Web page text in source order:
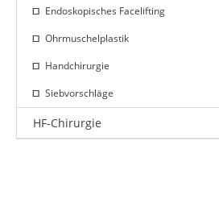
Endoskopisches Facelifting
Ohrmuschelplastik
Handchirurgie
Siebvorschläge
HF-Chirurgie